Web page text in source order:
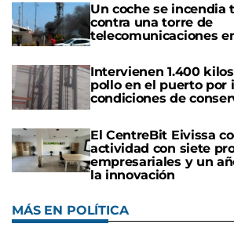
Un coche se incendia
contra una torre de
telecomunicaciones
Intervienen 1.400
pollo en el puerto por
condiciones de
El CentreBit Eivissa
actividad con siete
empresariales y un
la innovación
MÁS EN POLÍTICA